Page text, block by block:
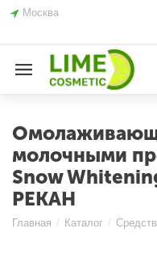
Москва
молочными
Snow
PEKAH
Главная / Каталог /